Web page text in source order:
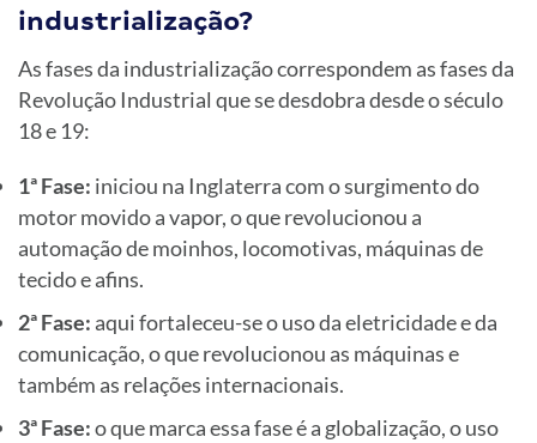
industrialização?
As fases da industrialização correspondem as fases da
Revolução Industrial que se desdobra desde o século
18 e 19:
1ª Fase: iniciou na Inglaterra com o surgimento do
motor movido a vapor, o que revolucionou a
automação de moinhos, locomotivas, máquinas de
tecido e afins.
2ª Fase: aqui fortaleceu-se o uso da eletricidade e da
comunicação, o que revolucionou as máquinas e
também as relações internacionais.
3ª Fase:o que marca essa fase é a globalização, o uso